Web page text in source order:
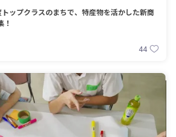
ップクラスのまちで、特産物を活かした新商
44